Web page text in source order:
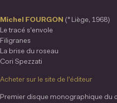
Michel FOURGON (° Liège, 1968)
Le tracé s'envole
Filigranes
La brise du roseau
Cori Spezzati
Acheter sur le site de l'éditeur
Premier disque monographique du